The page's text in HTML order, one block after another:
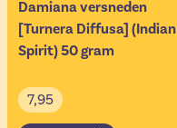
Damiana versneden
[Turnera Diffusa] (Indian
Spirit) 50 gram
7,95